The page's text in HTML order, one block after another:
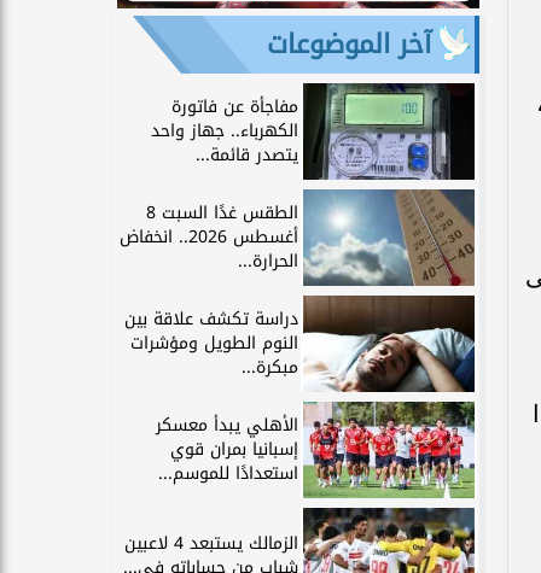
آخر الموضوعات
مفاجأة عن فاتورة
الكهرباء.. جهاز واحد
يتصدر قائمة...
الطقس غدًا السبت 8
أغسطس 2026.. انخفاض
الحرارة...
دراسة تكشف علاقة بين
النوم الطويل ومؤشرات
مبكرة...
الأهلي يبدأ معسكر
إسبانيا بمران قوي
استعدادًا للموسم...
الزمالك يستبعد 4 لاعبين